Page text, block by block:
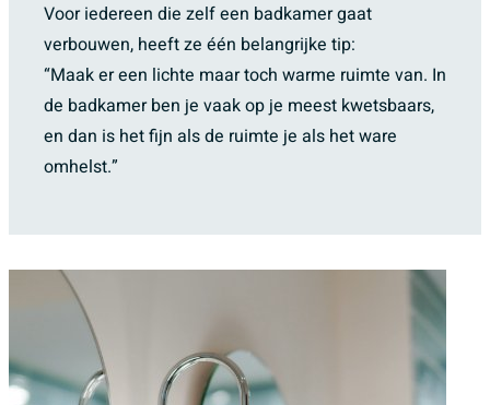
Voor iedereen die zelf een badkamer gaat
verbouwen, heeft ze één belangrijke tip:
“Maak er een lichte maar toch warme ruimte van. In
de badkamer ben je vaak op je meest kwetsbaars,
en dan is het fijn als de ruimte je als het ware
omhelst.”